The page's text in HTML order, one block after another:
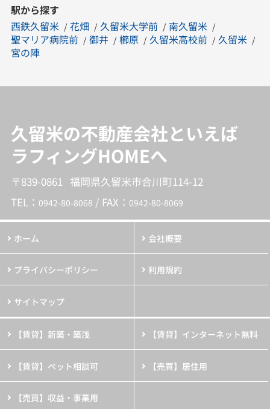
駅から探す
西鉄久留米
花畑 久留米大学前
南久留米
聖マリア病院前
御井 櫛原 久留米高校前
久留米
宮の陣
久留米の不動産会社といえば
ラフィングHOMEへ
〒839-0861 福岡県久留米市合川町114-12
TEL： 0942-80-8068 / FAX： 0942-80-8069
ホーム 会社概要
プライバシーポリシー 利用規約
サイトマップ
【賃貸】新築・築浅 【賃貸】インターネット無料
【賃貸】ペット相談可 【売買】居住用
【売買】収益・事業用